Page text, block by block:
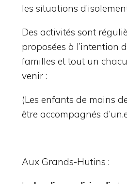
les situations
Des activités sont
proposées à l’intention
familles et tout un
venir :
(Les enfants de moins
être accompagnés
Aux Grands-Hutins :